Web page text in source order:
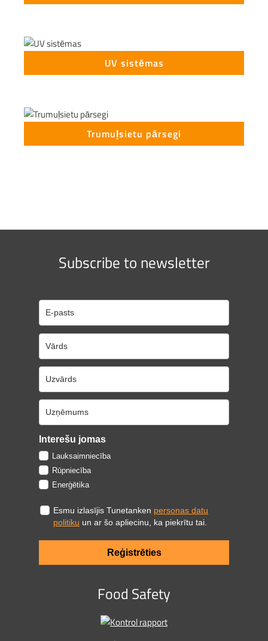
UV sistēmas
Trumuļsietu pārsegi
Subscribe to newsletter
Interešu jomas
Lauksaimniecība
Rūpniecība
Enerģētika
Esmu izlasījis Tunetanken personas datu
politiku un ar šo apliecinu, ka piekrītu tai.
Reģistrēties
Food Safety